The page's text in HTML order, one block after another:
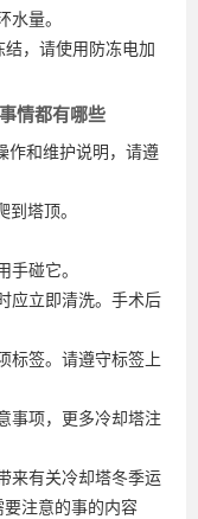
量。
，请使用防冻电加
情都有哪些
和维护说明，请遵
塔顶。
碰它。
立即清洗。手术后
签。请遵守标签上
项，更多冷却塔注
来有关冷却塔冬季运
注意的事的内容